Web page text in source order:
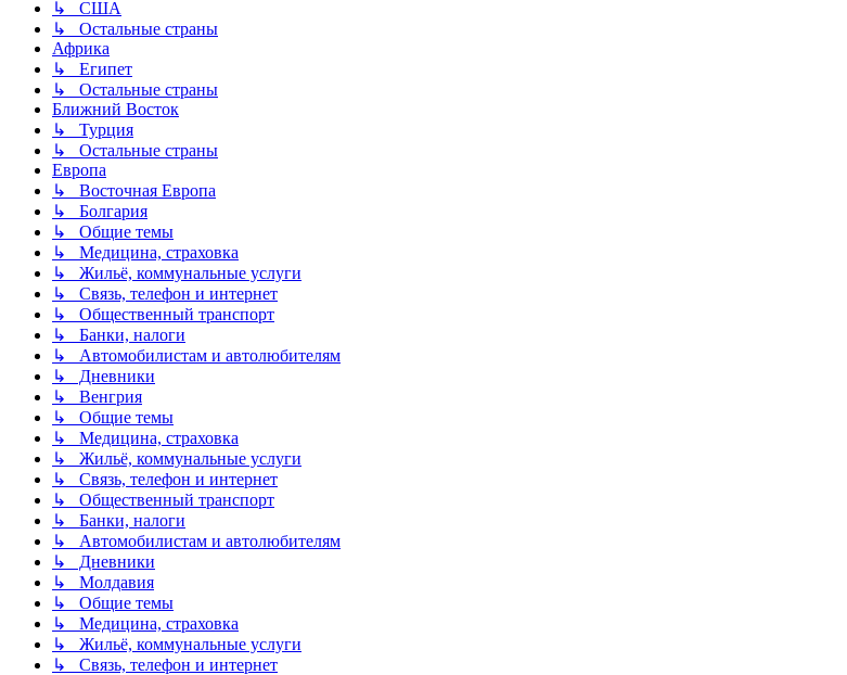
↳ США
↳ Остальные страны
Африка
↳ Египет
↳ Остальные страны
Ближний Восток
↳ Турция
↳ Остальные страны
Европа
↳ Восточная Европа
↳ Болгария
↳ Общие темы
↳ Медицина, страховка
↳ Жильё, коммунальные услуги
↳ Связь, телефон и интернет
↳ Общественный транспорт
↳ Банки, налоги
↳ Автомобилистам и автолюбителям
↳ Дневники
↳ Венгрия
↳ Общие темы
↳ Медицина, страховка
↳ Жильё, коммунальные услуги
↳ Связь, телефон и интернет
↳ Общественный транспорт
↳ Банки, налоги
↳ Автомобилистам и автолюбителям
↳ Дневники
↳ Молдавия
↳ Общие темы
↳ Медицина, страховка
↳ Жильё, коммунальные услуги
↳ Связь, телефон и интернет